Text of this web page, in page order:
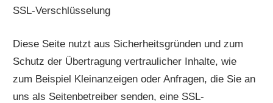
SSL-Verschlüsselung
Diese Seite nutzt aus Sicherheitsgründen und zum
Schutz der Übertragung vertraulicher Inhalte, wie
zum Beispiel Kleinanzeigen oder Anfragen, die Sie an
uns als Seitenbetreiber senden, eine SSL-